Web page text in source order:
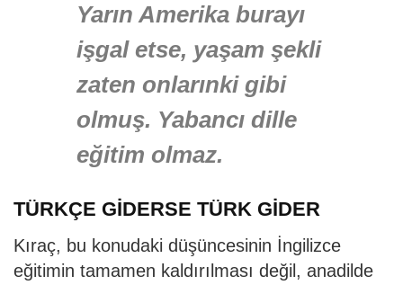
Yarın Amerika burayı
işgal etse, yaşam şekli
zaten onlarınki gibi
olmuş. Yabancı dille
eğitim olmaz.
TÜRKÇE GİDERSE TÜRK GİDER
Kıraç, bu konudaki düşüncesinin İngilizce
eğitimin tamamen kaldırılması değil, anadilde